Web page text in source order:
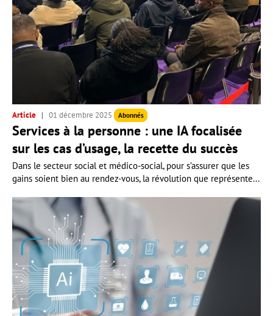
Article 01 décembre 2025 Abonnés
Services à la personne : une IA focalisée
sur les cas d’usage, la recette du succès
Dans le secteur social et médico-social, pour s’assurer que les
gains soient bien au rendez-vous, la révolution que représente...